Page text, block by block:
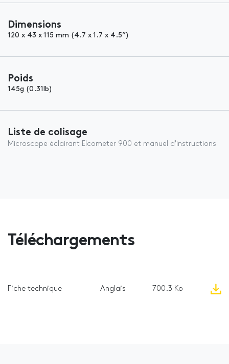
Dimensions
120 x 43 x 115 mm (4.7 x 1.7 x 4.5”)
Poids
145g (0.31lb)
Liste de colisage
Microscope éclairant Elcometer 900 et manuel d'instructions
Téléchargements
Fiche technique Anglais 700.3 Ko